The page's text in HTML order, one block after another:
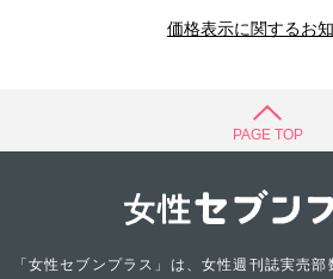
価格表示に関するお
PAGE TOP
「女性セブンプラス」は、女性週刊誌実売